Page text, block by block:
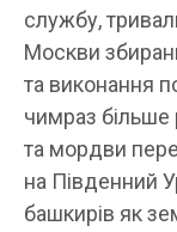
службу,
Москви
та виконання
чимраз більше
та мордви
на Південний
башкирів як